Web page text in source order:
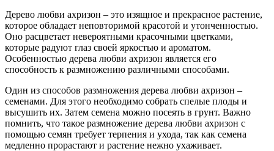
Дерево любви ахризон – это изящное и прекрасное растение,
которое обладает неповторимой красотой и утонченностью.
Оно расцветает невероятными красочными цветками,
которые радуют глаз своей яркостью и ароматом.
Особенностью дерева любви ахризон является его
способность к размножению различными способами.
Один из способов размножения дерева любви ахризон –
семенами. Для этого необходимо собрать спелые плоды и
высушить их. Затем семена можно посеять в грунт. Важно
помнить, что такое размножение дерева любви ахризон с
помощью семян требует терпения и ухода, так как семена
медленно прорастают и растение нежно ухаживает.